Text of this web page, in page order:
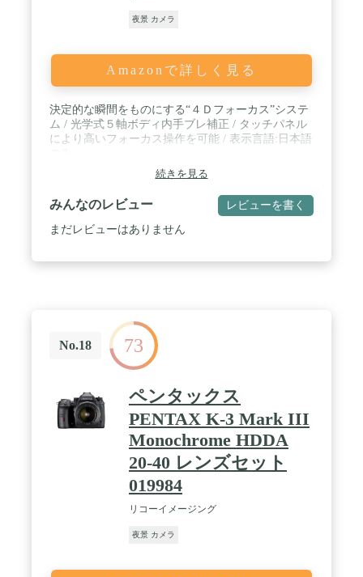
夜景 カメラ
Amazonで詳しく見る
決定的な瞬間をものにする“４Ｄフォーカス”システ
ム / 光学式５軸ボディ内手ブレ補正 / タッチパネル
により高いフォーカス操作を可能 / 表示言語:日本語
続きを見る
みんなのレビュー レビューを書く
まだレビューはありません
No.18 73
ペンタックス
PENTAX K-3 Mark III
Monochrome HDDA
20-40 レンズセット
019984
リコーイメージング
夜景 カメラ